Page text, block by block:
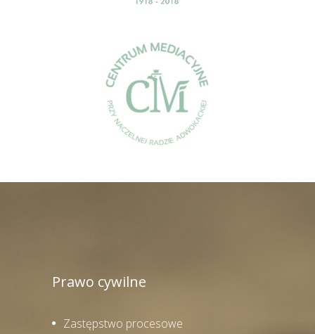
Prawo cywilne
Zastępstwo procesowe